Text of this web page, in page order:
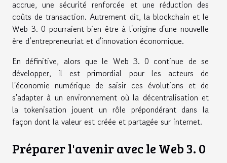
accrue, une sécurité renforcée et une réduction des
coûts de transaction. Autrement dit, la blockchain et le
Web 3. 0 pourraient bien être à l'origine d'une nouvelle
ère d’entrepreneuriat et d'innovation économique.
En définitive, alors que le Web 3. 0 continue de se
développer, il est primordial pour les acteurs de
l'économie numérique de saisir ces évolutions et de
s'adapter à un environnement où la décentralisation et
la tokenisation jouent un rôle prépondérant dans la
façon dont la valeur est créée et partagée sur internet.
Préparer l'avenir avec le Web 3. 0